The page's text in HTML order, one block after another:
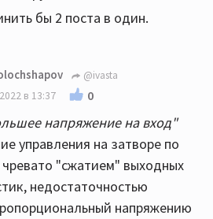
бы 2 поста в один.
@ivasta
в 13:37
0
напряжение на вход"
управления на затворе по
"сжатием" выходных
недостаточностью
напряжению